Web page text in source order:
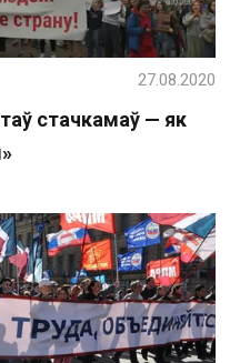
стачкамаў — як
27.08.2020